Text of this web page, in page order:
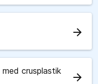
arrow_forward
crusplastik
arrow_forward